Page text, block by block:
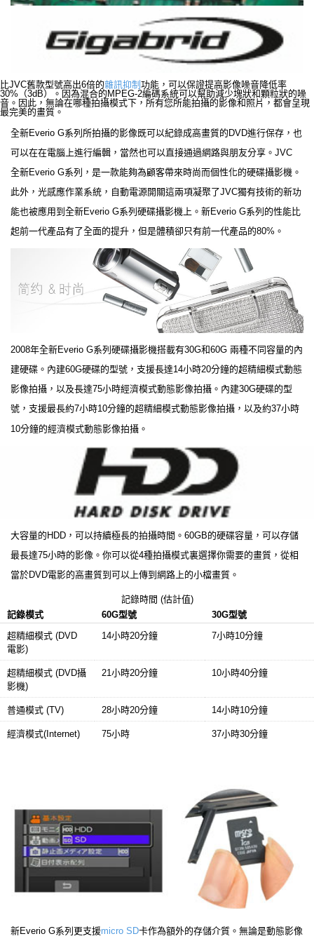
比JVC舊款型號高出6倍的雜訊抑制 功能，可以保證提高影像噪音降低率
30%（3dB）。因為混合的MPEG-2編碼系統可以幫助減少塊狀和顆粒狀的噪
音。因此，無論在哪種拍攝模式下，所有您所能拍攝的影像和照片，都會呈現
最完美的畫質。
全新Everio G系列所拍攝的影像既可以紀錄成高畫質的DVD進行保存，也
可以在在電腦上進行編輯，當然也可以直接通過網路與朋友分享。JVC
全新Everio G系列，是一款能夠為顧客帶來時尚而個性化的硬碟攝影機。
此外，光感應作業系統，自動電源開關這兩項凝聚了JVC獨有技術的新功
能也被應用到全新Everio G系列硬碟攝影機上。新Everio G系列的性能比
起前一代產品有了全面的提升，但是體積卻只有前一代產品的80%。
2008年全新Everio G系列硬碟攝影機搭載有30G和60G 兩種不同容量的內
建硬碟。內建60G硬碟的型號，支援長達14小時20分鐘的超精細模式動態
影像拍攝，以及長達75小時經濟模式動態影像拍攝。內建30G硬碟的型
號，支援最長約7小時10分鐘的超精細模式動態影像拍攝，以及約37小時
10分鐘的經濟模式動態影像拍攝。
大容量的HDD，可以持續極長的拍攝時間。60GB的硬碟容量，可以存儲
最長達75小時的影像。你可以從4種拍攝模式裏選擇你需要的畫質，從相
當於DVD電影的高畫質到可以上傳到網路上的小檔畫質。
記錄時間 (估計值)
記錄模式
60G型號
30G型號
超精細模式 (DVD
電影)
14小時20分鐘 7小時10分鐘
超精細模式 (DVD攝
影機)
21小時20分鐘 10小時40分鐘
普通模式 (TV) 28小時20分鐘 14小時10分鐘
經濟模式(Internet) 75小時 37小時30分鐘
新Everio G系列更支援micro SD卡作為額外的存儲介質。無論是動態影像